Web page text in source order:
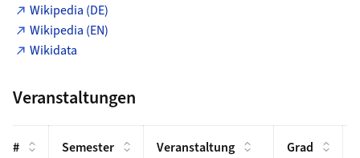
Wikipedia (DE)
Wikipedia (EN)
Wikidata
Veranstaltungen
# Semester Veranstaltung Grad